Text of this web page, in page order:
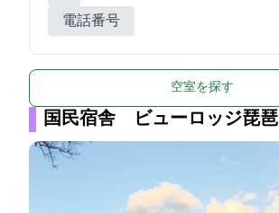
電話番号
空室を探す
国民宿舎 ビューロッジ琵琶